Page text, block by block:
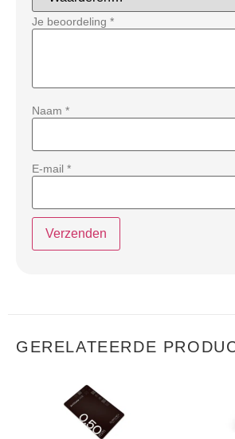
Je beoordeling *
Naam *
E-mail *
GERELATEERDE